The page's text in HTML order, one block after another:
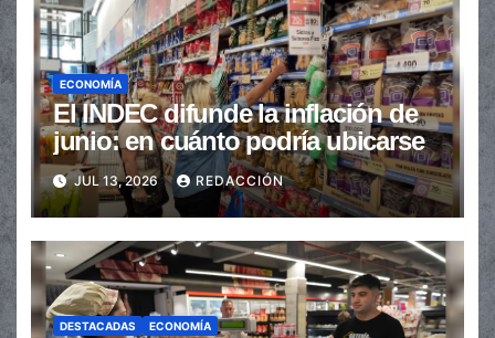
ECONOMÍA
El INDEC difunde la inflación de
junio: en cuánto podría ubicarse
JUL 13, 2026 REDACCIÓN
DESTACADAS ECONOMÍA